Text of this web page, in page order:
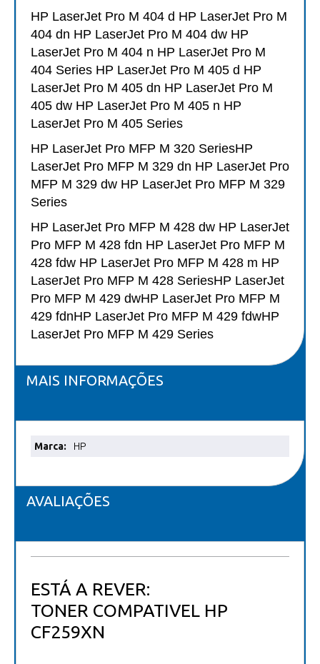
HP LaserJet Pro M 404 d HP LaserJet Pro M
404 dn HP LaserJet Pro M 404 dw HP
LaserJet Pro M 404 n HP LaserJet Pro M
404 Series HP LaserJet Pro M 405 d HP
LaserJet Pro M 405 dn HP LaserJet Pro M
405 dw HP LaserJet Pro M 405 n HP
LaserJet Pro M 405 Series
HP LaserJet Pro MFP M 320 SeriesHP
LaserJet Pro MFP M 329 dn HP LaserJet Pro
MFP M 329 dw HP LaserJet Pro MFP M 329
Series
HP LaserJet Pro MFP M 428 dw HP LaserJet
Pro MFP M 428 fdn HP LaserJet Pro MFP M
428 fdw HP LaserJet Pro MFP M 428 m HP
LaserJet Pro MFP M 428 SeriesHP LaserJet
Pro MFP M 429 dwHP LaserJet Pro MFP M
429 fdnHP LaserJet Pro MFP M 429 fdwHP
LaserJet Pro MFP M 429 Series
MAIS INFORMAÇÕES
Mais
HP
AVALIAÇÕES
ESTÁ A REVER:
TONER COMPATIVEL HP
CF259XN